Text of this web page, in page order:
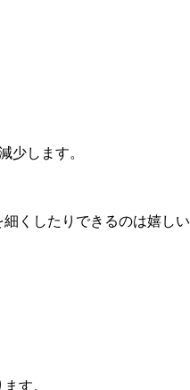
少します。
くしたりできるのは嬉しい
す。